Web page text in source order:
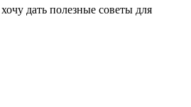
дать полезные советы для